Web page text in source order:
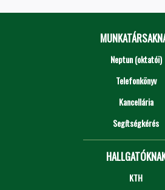
Neptun (oktatói)
Telefonkönyv
Kancellária
Segítségkérés
KTH